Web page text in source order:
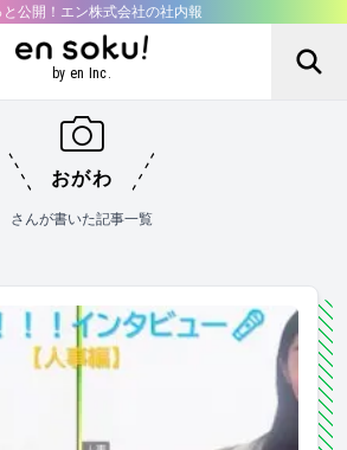
と公開！エン株式会社の社内報
by en Inc.
おがわ
さんが書いた記事一覧